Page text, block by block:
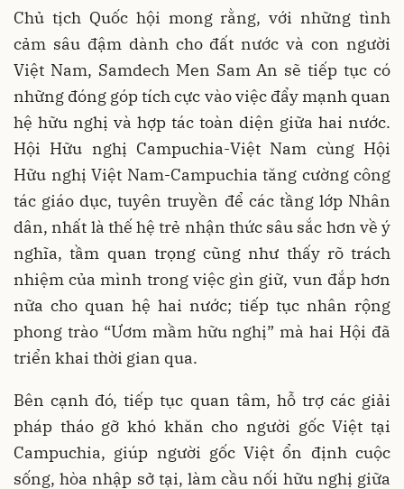
Chủ tịch Quốc hội mong rằng, với những tình
cảm sâu đậm dành cho đất nước và con người
Việt Nam, Samdech Men Sam An sẽ tiếp tục có
những đóng góp tích cực vào việc đẩy mạnh quan
hệ hữu nghị và hợp tác toàn diện giữa hai nước.
Hội Hữu nghị Campuchia-Việt Nam cùng Hội
Hữu nghị Việt Nam-Campuchia tăng cường công
tác giáo dục, tuyên truyền để các tầng lớp Nhân
dân, nhất là thế hệ trẻ nhận thức sâu sắc hơn về ý
nghĩa, tầm quan trọng cũng như thấy rõ trách
nhiệm của mình trong việc gìn giữ, vun đắp hơn
nữa cho quan hệ hai nước; tiếp tục nhân rộng
phong trào “Ươm mầm hữu nghị” mà hai Hội đã
triển khai thời gian qua.
Bên cạnh đó, tiếp tục quan tâm, hỗ trợ các giải
pháp tháo gỡ khó khăn cho người gốc Việt tại
Campuchia, giúp người gốc Việt ổn định cuộc
sống, hòa nhập sở tại, làm cầu nối hữu nghị giữa